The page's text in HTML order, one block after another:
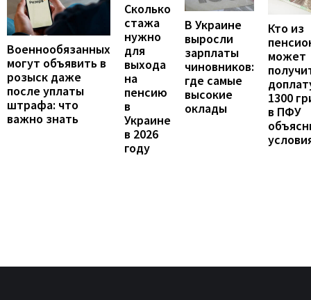
Военнообязанных
могут объявить в
розыск даже
после уплаты
штрафа: что
важно знать
Сколько
стажа
нужно
для
выхода
на
пенсию
в
Украине
в 2026
году
В Украине
выросли
зарплаты
чиновников:
где самые
высокие
оклады
Кто из
может
1300
в ПФУ